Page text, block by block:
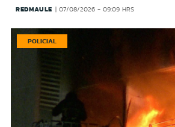
REDMAULE 07/08/2026 - 09:09 HRS
POLICIAL